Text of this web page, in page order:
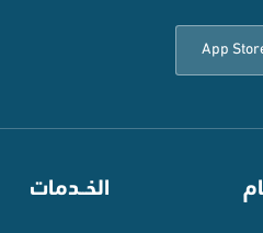
App
الخــدمات